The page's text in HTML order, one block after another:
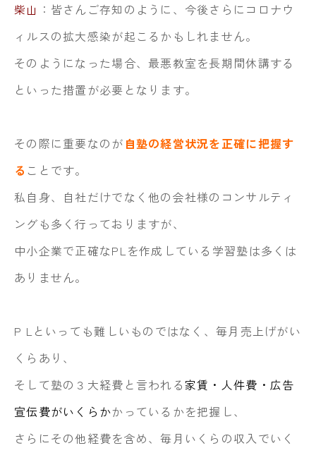
柴山 ：皆さんご存知のように、今後さらにコロナウ
ィルスの拡大感染が起こるかもしれません。
そのようになった場合、最悪教室を長期間休講する
といった措置が必要となります。
その際に重要なのが 自塾の経営状況を正確に把握す
る ことです。
私自身、自社だけでなく他の会社様のコンサルティ
ングも多く行っておりますが、
中小企業で正確なPLを作成している学習塾は多くは
ありません。
P Lといっても難しいものではなく、毎月売上げがい
くらあり、
そして塾の３大経費と言われる家賃・人件費・広告
宣伝費がいくらかかっているかを把握し、
さらにその他経費を含め、毎月いくらの収入でいく